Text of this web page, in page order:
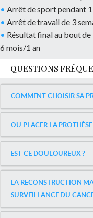
• Arrêt de sport pendant
• Arrêt de travail de 3
• Résultat final au bout de
6 mois/1 an
QUESTIONS
COMMENT CHOISIR SA
OU PLACER LA
EST CE DOULOUREUX ?
LA RECONSTRUCTION
SURVEILLANCE DU